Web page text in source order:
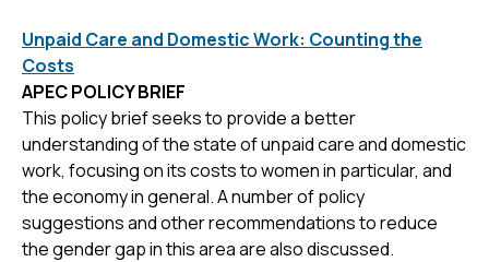
Unpaid Care and Domestic Work: Counting the
Costs
APEC POLICY BRIEF
This policy brief seeks to provide a better
understanding of the state of unpaid care and domestic
work, focusing on its costs to women in particular, and
the economy in general. A number of policy
suggestions and other recommendations to reduce
the gender gap in this area are also discussed.